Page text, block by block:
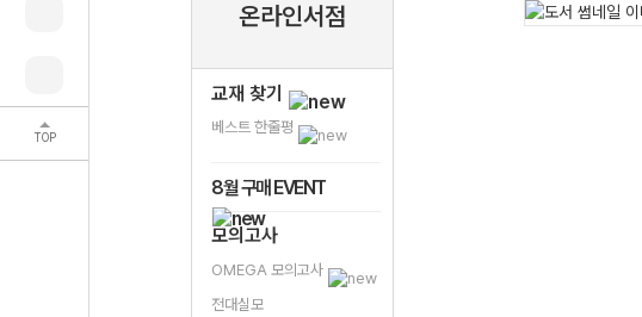
TOP
온라인서점
교재 찾기
베스트 한줄평
8월 구매 EVENT
모의고사
OMEGA 모의고사
전대실모